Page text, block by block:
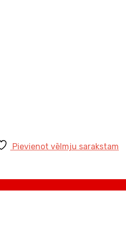
Pievienot vēlmju sarakstam